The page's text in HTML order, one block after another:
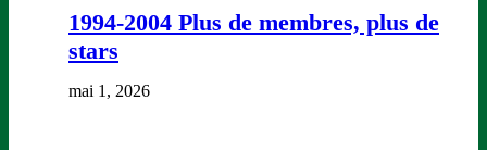
1994-2004 Plus de membres, plus de
stars
mai 1, 2026